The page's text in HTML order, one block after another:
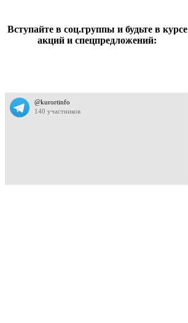
Вступайте в соц.группы и будьте в курсе
акций и спецпредложений: